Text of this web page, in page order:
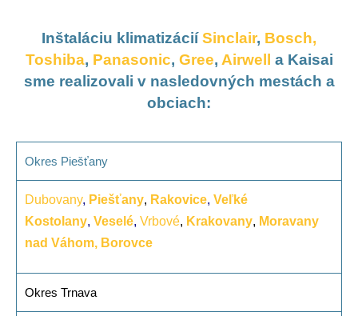
Inštaláciu klimatizáciíSinclair, Bosch,
Toshiba, Panasonic, Gree, Airwell
a Kaisai
sme realizovali v nasledovných mestách a
obciach:
Okres Piešťany
Dubovany, Piešťany, Rakovice, Veľké
Kostolany, Veselé, Vrbové, Krakovany, Moravany
nad Váhom, Borovce
Okres Trnava